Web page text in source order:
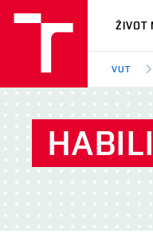
VUT
ŽIVOT
VUT